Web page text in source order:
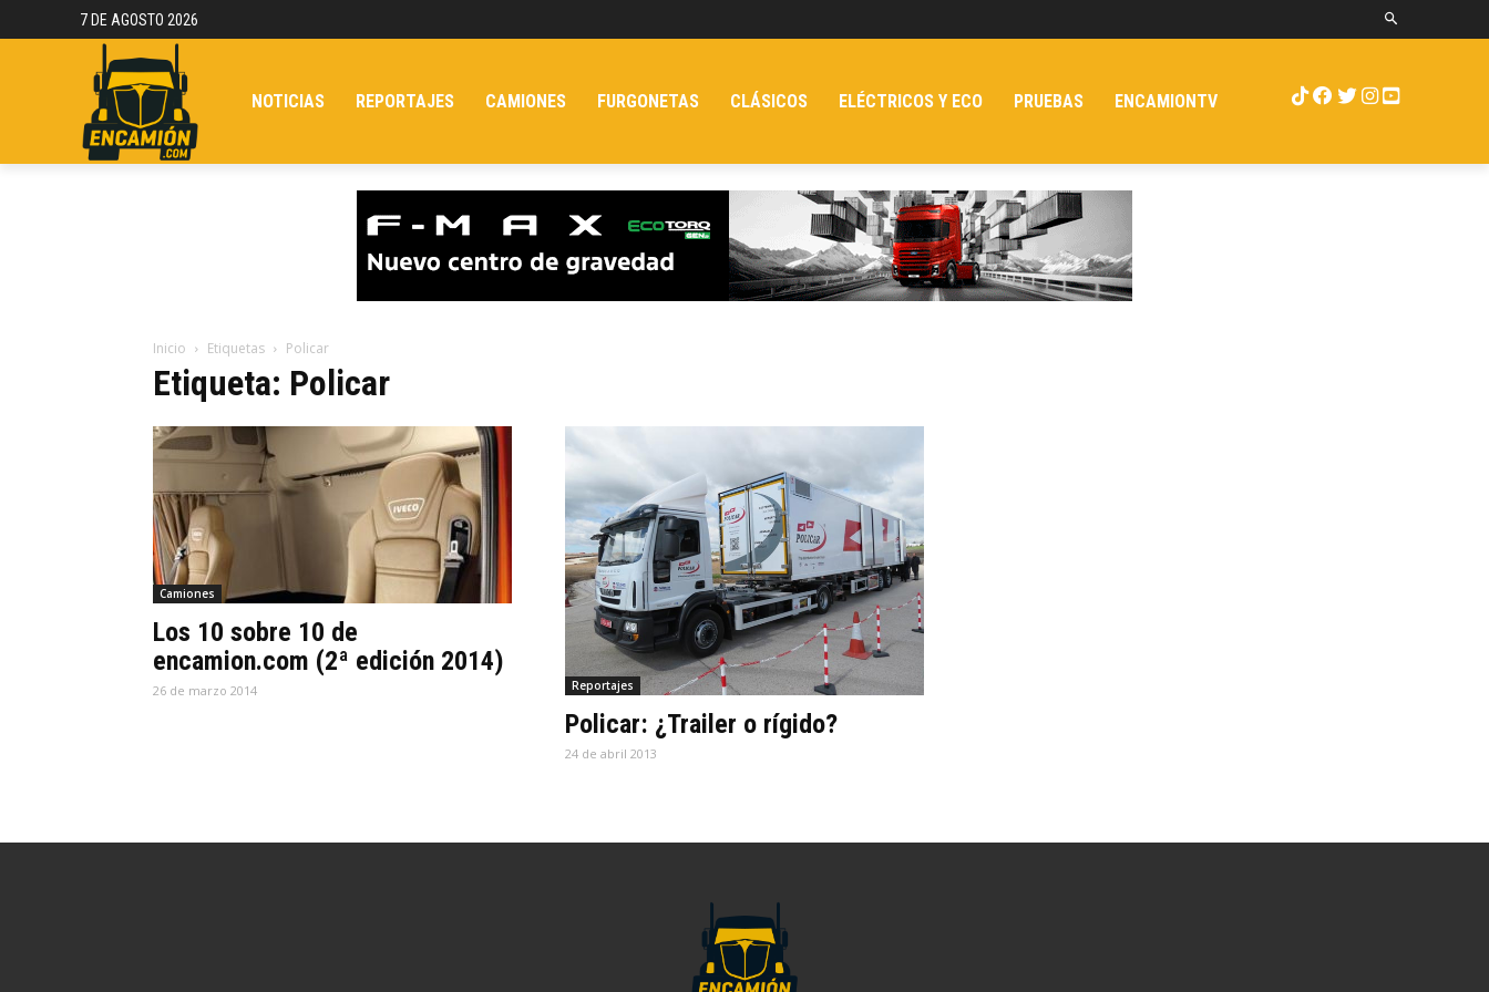
7 DE AGOSTO 2026
NOTICIAS REPORTAJES CAMIONES FURGONETAS CLÁSICOS ELÉCTRICOS Y ECO PRUEBAS ENCAMIONTV
Inicio Etiquetas Policar
Etiqueta: Policar
Camiones
Los 10 sobre 10 de
encamion.com (2ª edición 2014)
26 de marzo 2014 Reportajes
Policar: ¿Trailer o rígido?
24 de abril 2013